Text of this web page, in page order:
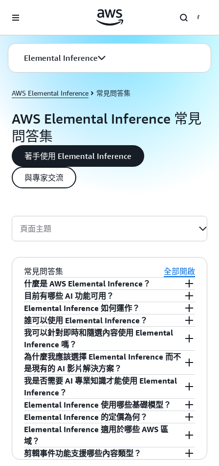
Elemental Inference
AWS Elemental Inference 常見問答集
AWS Elemental Inference 常見
問答集
著手使用 Elemental Inference
與專家交流
頁面主題
常見問答集
全部開啟
什麼是 AWS Elemental Inference？
AWS Elemental Inference 是一項完全受管的 AI 服
務，能夠自動將即時和隨選廣播內容轉換為針對
任何格式最佳化的垂直影片內容。透過將 AI 平行
套用於編碼流程，而非進行後製處理，該服務能
夠幫助廣播公司以 6 至 10 秒的延遲即時捕捉精彩
時刻。
目前有哪些 AI 功能可用？
目前，Elemental Inference 具有兩項 AI 功能：
垂直影片創作 – 採用 AI 技術的裁剪功能，能夠
智慧地將橫向廣播轉換為適用於 Instagram
Reels、TikTok 和 YouTube Shorts 的垂直格
式。
使用進階中繼資料分析產生精彩片段 – 自動偵
測並從即時內容中擷取精彩瞬間，以便在社交
媒體上即時發佈。
Elemental Inference 如何運作？
Elemental Inference 透過簡單的 API 呼叫或控制
台組態與 Elemental MediaLive 整合。該服務會在
為影片編碼時平行套用 AI 功能，以分析影格、識
別主體、追蹤移動物體，並且以 6 至 10 秒的延遲
時間產生垂直影片或精彩片段。
誰可以使用 Elemental Inference？
Elemental Inference 是針對任何具有影片工作負
載的客戶而設計，包括媒體和娛樂產業的廣播公
司、串流業者以及影片內容擁有者 (包括社交媒體
平台、體育廣播公司和傳統廣播公司) 及任何行業
的企業和廣告技術客戶。
我可以針對即時和隨選內容使用 Elemental
Inference 嗎？
可以。Elemental Inference 可用於即時廣播和隨
選影片內容，能夠自動將橫向影片轉換為垂直格
式，並為任何內容類型產生精彩片段。
為什麼我應該選擇 Elemental Inference 而不
是現有的 AI 影片解決方案？
其他公司的影片 AI 服務會個別套用每項功能、提
供單點解決方案，而且主要專注於隨選影片應用
程式，從而提高了延遲和複雜性。Elemental
Inference 會在影片編碼流程期間同時平行套用所
有功能，從而節省時間和成本，並且最大限度地
提高觸及受眾的機會。
我是否需要 AI 專業知識才能使用 Elemental
Inference？
不需要。Elemental Inference 旨在作為一種代理
式 AI 應用程式，無需人工干預、提示或 AI 專業知
識。該服務會在您專注於創作內容時，自動分析
影片並套用 AI 最佳化。
Elemental Inference 使用哪些基礎模型？
該服務使用針對影片最佳化的基礎模型，包括
YOLO、SAM、CLIP 和 ViT 類型 (請注意，這些模
型類型會每週變更)。這些模型由 AWS 完全管理
(會在服務內自動評估和更新)，能夠消除客戶管理
Elemental Inference 的定價為何？
Elemental Inference 採用依取用量定價，您只需
為使用的功能和處理的影片付費，而無需預付費
用或簽訂合約。因為僅需處理一次影片，就能同
Elemental Inference 適用於哪些 AWS 區
域？
Elemental Inference 目前在 4 個 AWS 區域推出。
剪輯事件功能支援哪些內容類型？